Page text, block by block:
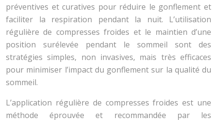
préventives et curatives pour réduire le gonflement et
faciliter la respiration pendant la nuit. L’utilisation
régulière de compresses froides et le maintien d’une
position surélevée pendant le sommeil sont des
stratégies simples, non invasives, mais très efficaces
pour minimiser l’impact du gonflement sur la qualité du
sommeil.
L’application régulière de compresses froides est une
méthode éprouvée et recommandée par les